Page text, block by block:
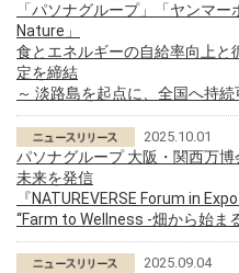
「パソナグループ」「ヤンマ
Nature」
食とエネルギーの自給率向上と
定を締結
～ 淡路島を起点に、全国へ持
2025.10.01
パソナグループ 大阪・関西万
未来を発信
『NATUREVERSE Forum in
“Farm to Wellness -畑から始ま
2025.09.04